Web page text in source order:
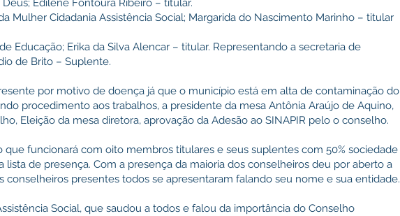
Edilene Fontoura Ribeiro – titular.
Mulher Cidadania Assistência Social; Margarida do Nascimento Marinho – titular
Educação; Erika da Silva Alencar – titular. Representando a secretaria de
de Brito – Suplente.
por motivo de doença já que o município está em alta de contaminação do
procedimento aos trabalhos, a presidente da mesa Antônia Araújo de Aquino,
Eleição da mesa diretora, aprovação da Adesão ao SINAPIR pelo o conselho.
que funcionará com oito membros titulares e seus suplentes com 50% sociedade
lista de presença. Com a presença da maioria dos conselheiros deu por aberto a
conselheiros presentes todos se apresentaram falando seu nome e sua entidade.
Social, que saudou a todos e falou da importância do Conselho